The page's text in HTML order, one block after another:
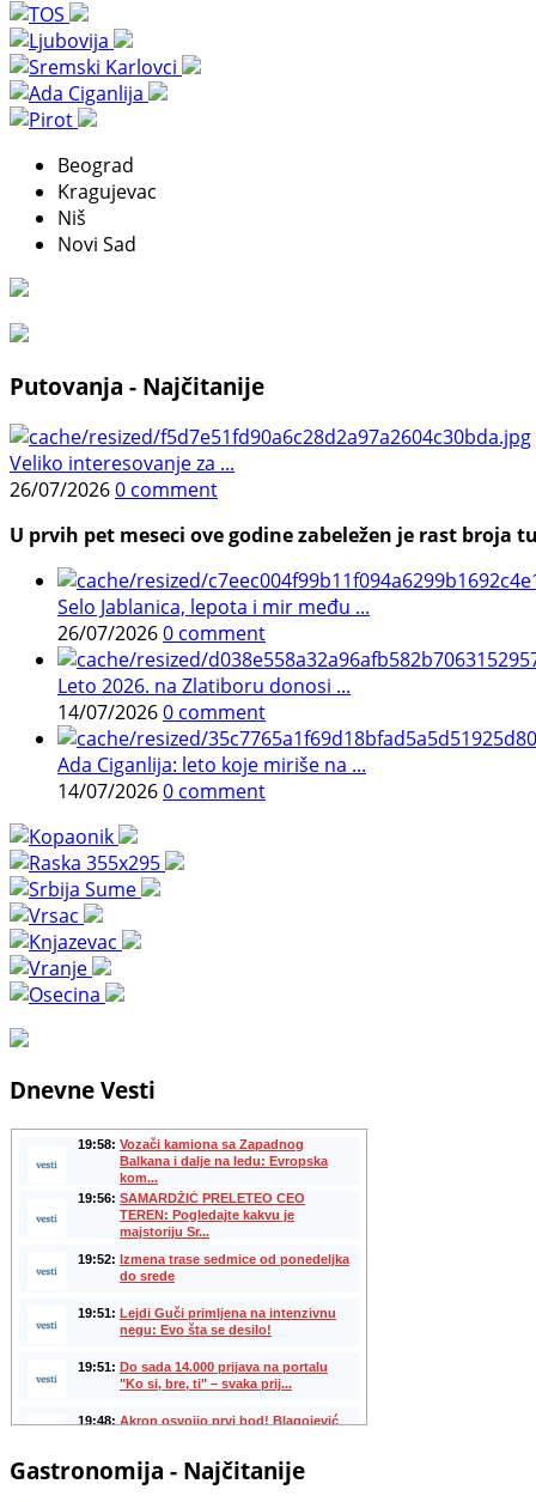
Beograd
Kragujevac
Niš
Novi Sad
Putovanja - Najčitanije
Veliko interesovanje za ...
26/07/20260 comment
U prvih pet meseci ove godine zabeležen je rast
Selo Jablanica, lepota i mir među ...
26/07/20260 comment
Leto 2026. na Zlatiboru donosi ...
14/07/20260 comment
Ada Ciganlija: leto koje miriše na ...
14/07/20260 comment
Dnevne Vesti
Gastronomija - Najčitanije